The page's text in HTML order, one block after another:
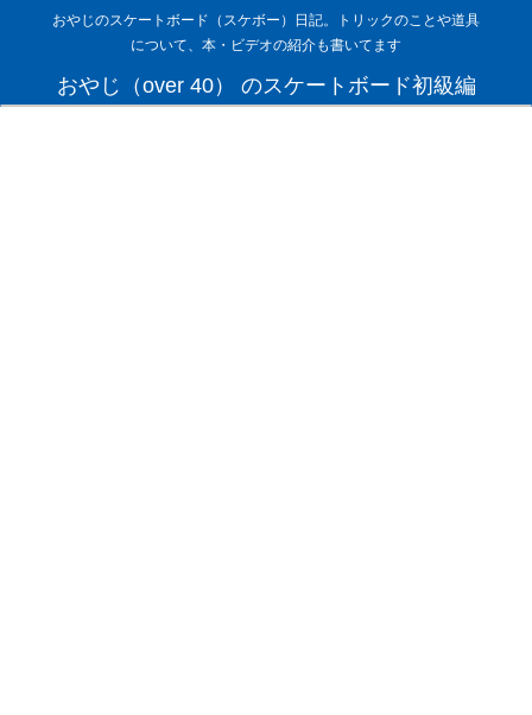
おやじのスケートボード（スケボー）日記。トリックのことや道具
について、本・ビデオの紹介も書いてます
おやじ（over 40） のスケートボード初級編